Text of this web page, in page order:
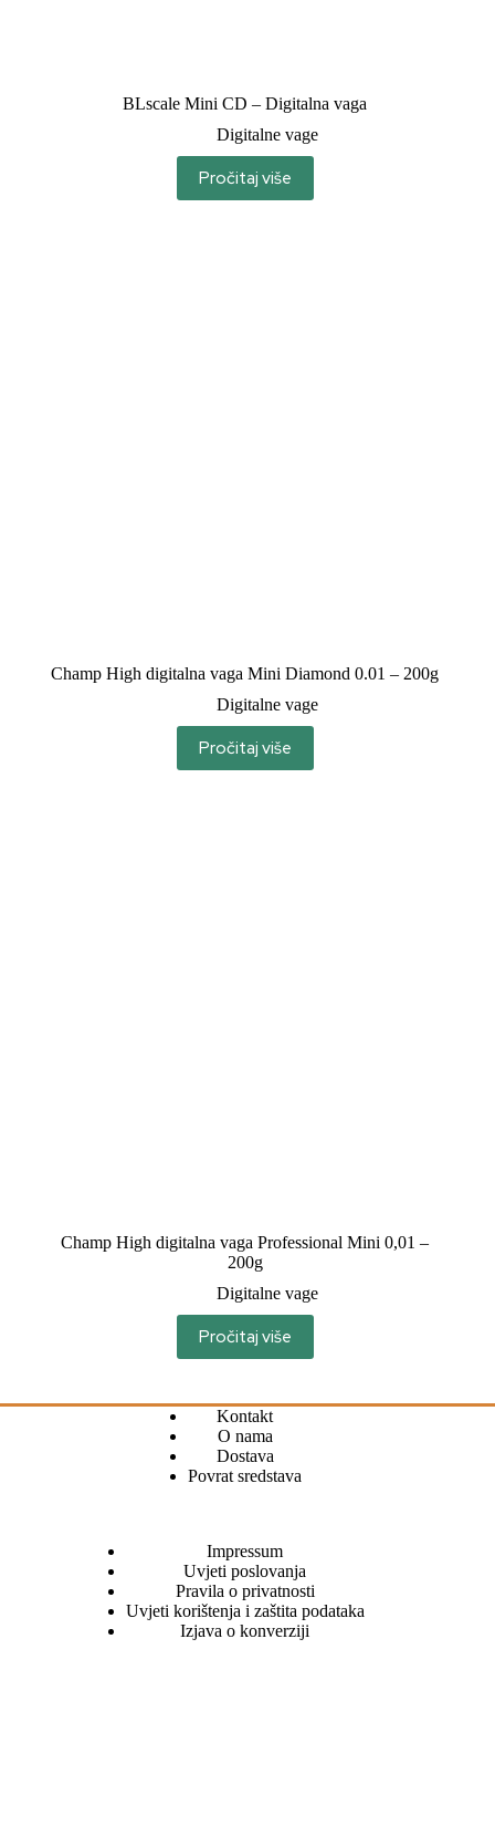
BLscale Mini CD – Digitalna vaga
Digitalne vage
Pročitaj više
Champ High digitalna vaga Mini Diamond 0.01 – 200g
Digitalne vage
Pročitaj više
Champ High digitalna vaga Professional Mini 0,01 –
200g
Digitalne vage
Pročitaj više
Kontakt
O nama
Dostava
Povrat sredstava
Impressum
Uvjeti poslovanja
Pravila o privatnosti
Uvjeti korištenja i zaštita podataka
Izjava o konverziji